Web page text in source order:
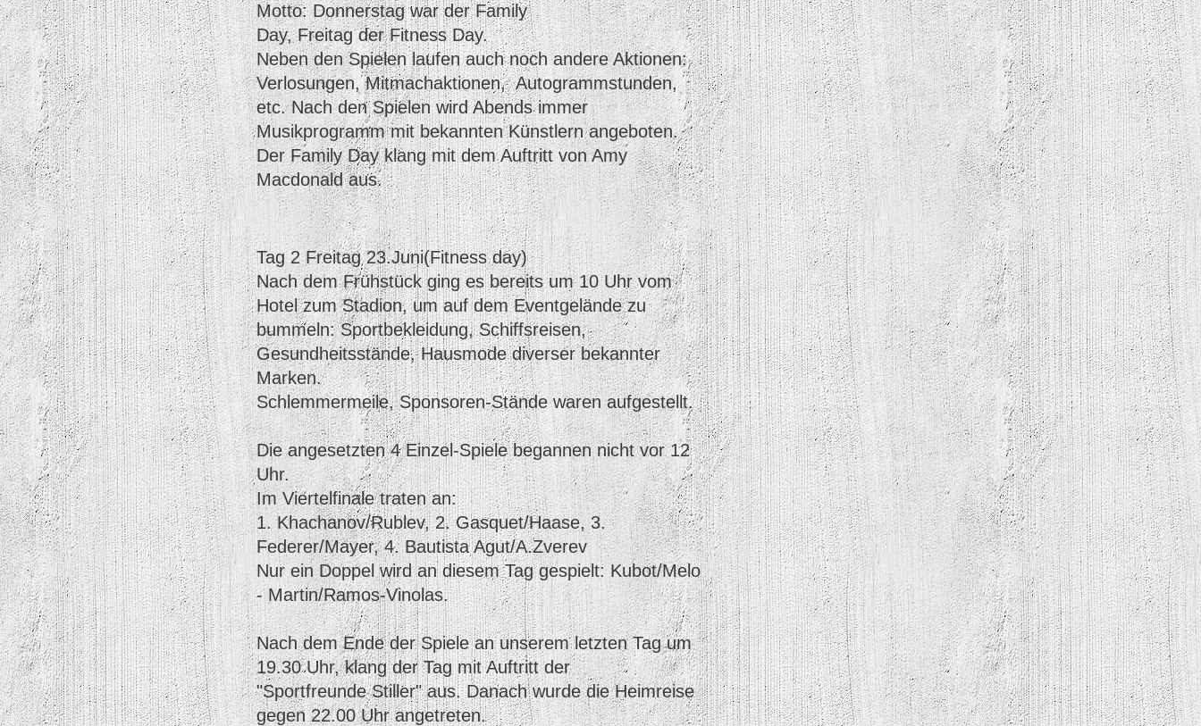
Motto: Donnerstag war der Family
Day, Freitag der Fitness Day.
Neben den Spielen laufen auch noch andere Aktionen:
Verlosungen, Mitmachaktionen, Autogrammstunden,
etc. Nach den Spielen wird Abends immer
Musikprogramm mit bekannten Künstlern angeboten.
Der Family Day klang mit dem Auftritt von Amy
Macdonald aus.
Tag 2 Freitag 23.Juni(Fitness day)
Nach dem Frühstück ging es bereits um 10 Uhr vom
Hotel zum Stadion, um auf dem Eventgelände zu
bummeln: Sportbekleidung, Schiffsreisen,
Gesundheitsstände, Hausmode diverser bekannter
Marken.
Schlemmermeile, Sponsoren-Stände waren aufgestellt.
Die angesetzten 4 Einzel-Spiele begannen nicht vor 12
Uhr.
Im Viertelfinale traten an:
1. Khachanov/Rublev, 2. Gasquet/Haase, 3.
Federer/Mayer, 4. Bautista Agut/A.Zverev
Nur ein Doppel wird an diesem Tag gespielt: Kubot/Melo
- Martin/Ramos-Vinolas.
Nach dem Ende der Spiele an unserem letzten Tag um
19.30 Uhr, klang der Tag mit Auftritt der
"Sportfreunde Stiller" aus. Danach wurde die Heimreise
gegen 22.00 Uhr angetreten.